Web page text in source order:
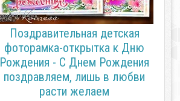
Поздравительная детская
фоторамка-открытка к Дню
Рождения - С Днем Рождения
поздравляем, лишь в любви
расти желаем